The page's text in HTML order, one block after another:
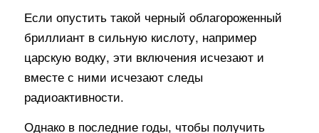
Если опустить такой черный облагороженный
бриллиант в сильную кислоту, например
царскую водку, эти включения исчезают и
вместе с ними исчезают следы
радиоактивности.
Однако в последние годы, чтобы получить